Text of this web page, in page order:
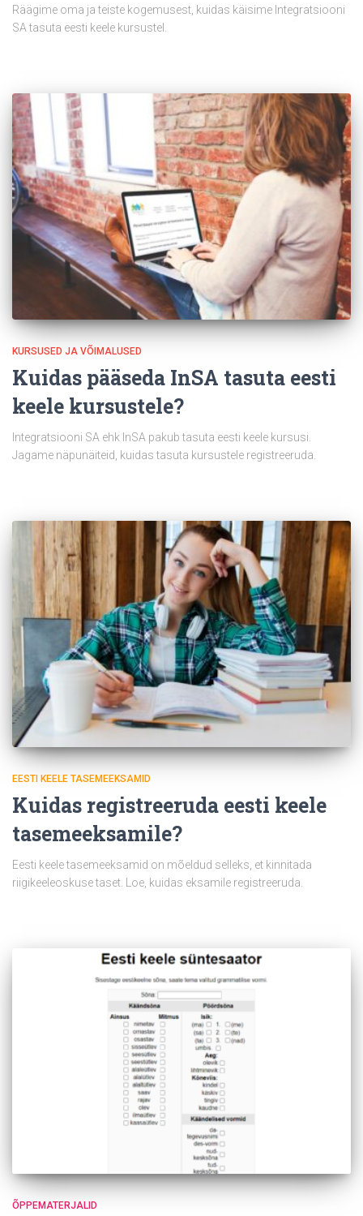
Räägime oma ja teiste kogemusest, kuidas käisime Integratsiooni
SA tasuta eesti keele kursustel.
KURSUSED JA VÕIMALUSED
Kuidas pääseda InSA tasuta eesti
keele kursustele?
Integratsiooni SA ehk InSA pakub tasuta eesti keele kursusi.
Jagame näpunäiteid, kuidas tasuta kursustele registreeruda.
EESTI KEELE TASEMEEKSAMID
Kuidas registreeruda eesti keele
tasemeeksamile?
Eesti keele tasemeeksamid on mõeldud selleks, et kinnitada
riigikeeleoskuse taset. Loe, kuidas eksamile registreeruda.
ÕPPEMATERJALID